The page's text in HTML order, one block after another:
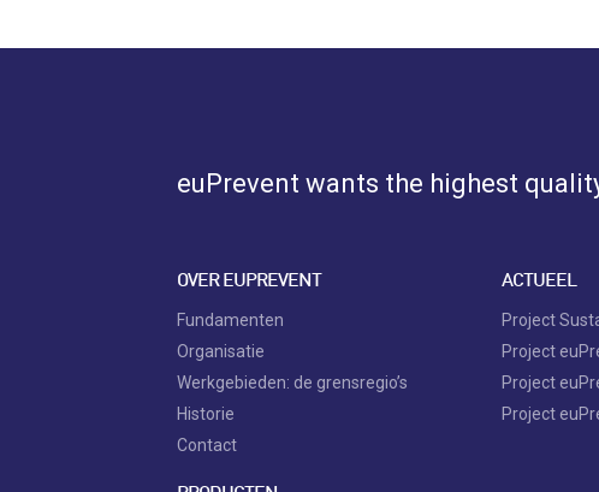
euPrevent wants the highest
OVER EUPREVENT
Fundamenten
Organisatie
Werkgebieden: de grensregio’s
Historie
Contact
ACTUEEL
Project
Project
Project
Project